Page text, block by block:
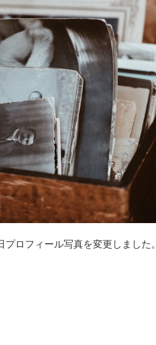
ロフィール写真を変更しました。